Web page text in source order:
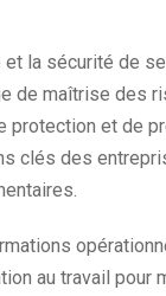
et la sécurité de
de maîtrise des
protection et de
clés des
au travail pour